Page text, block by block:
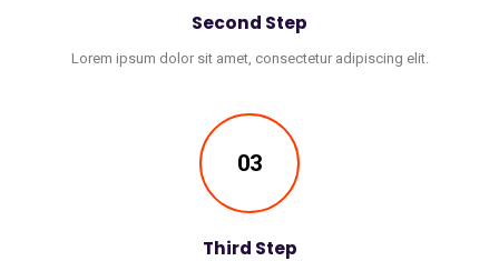
Second Step
Lorem ipsum dolor sit amet, consectetur adipiscing elit.
03
Third Step